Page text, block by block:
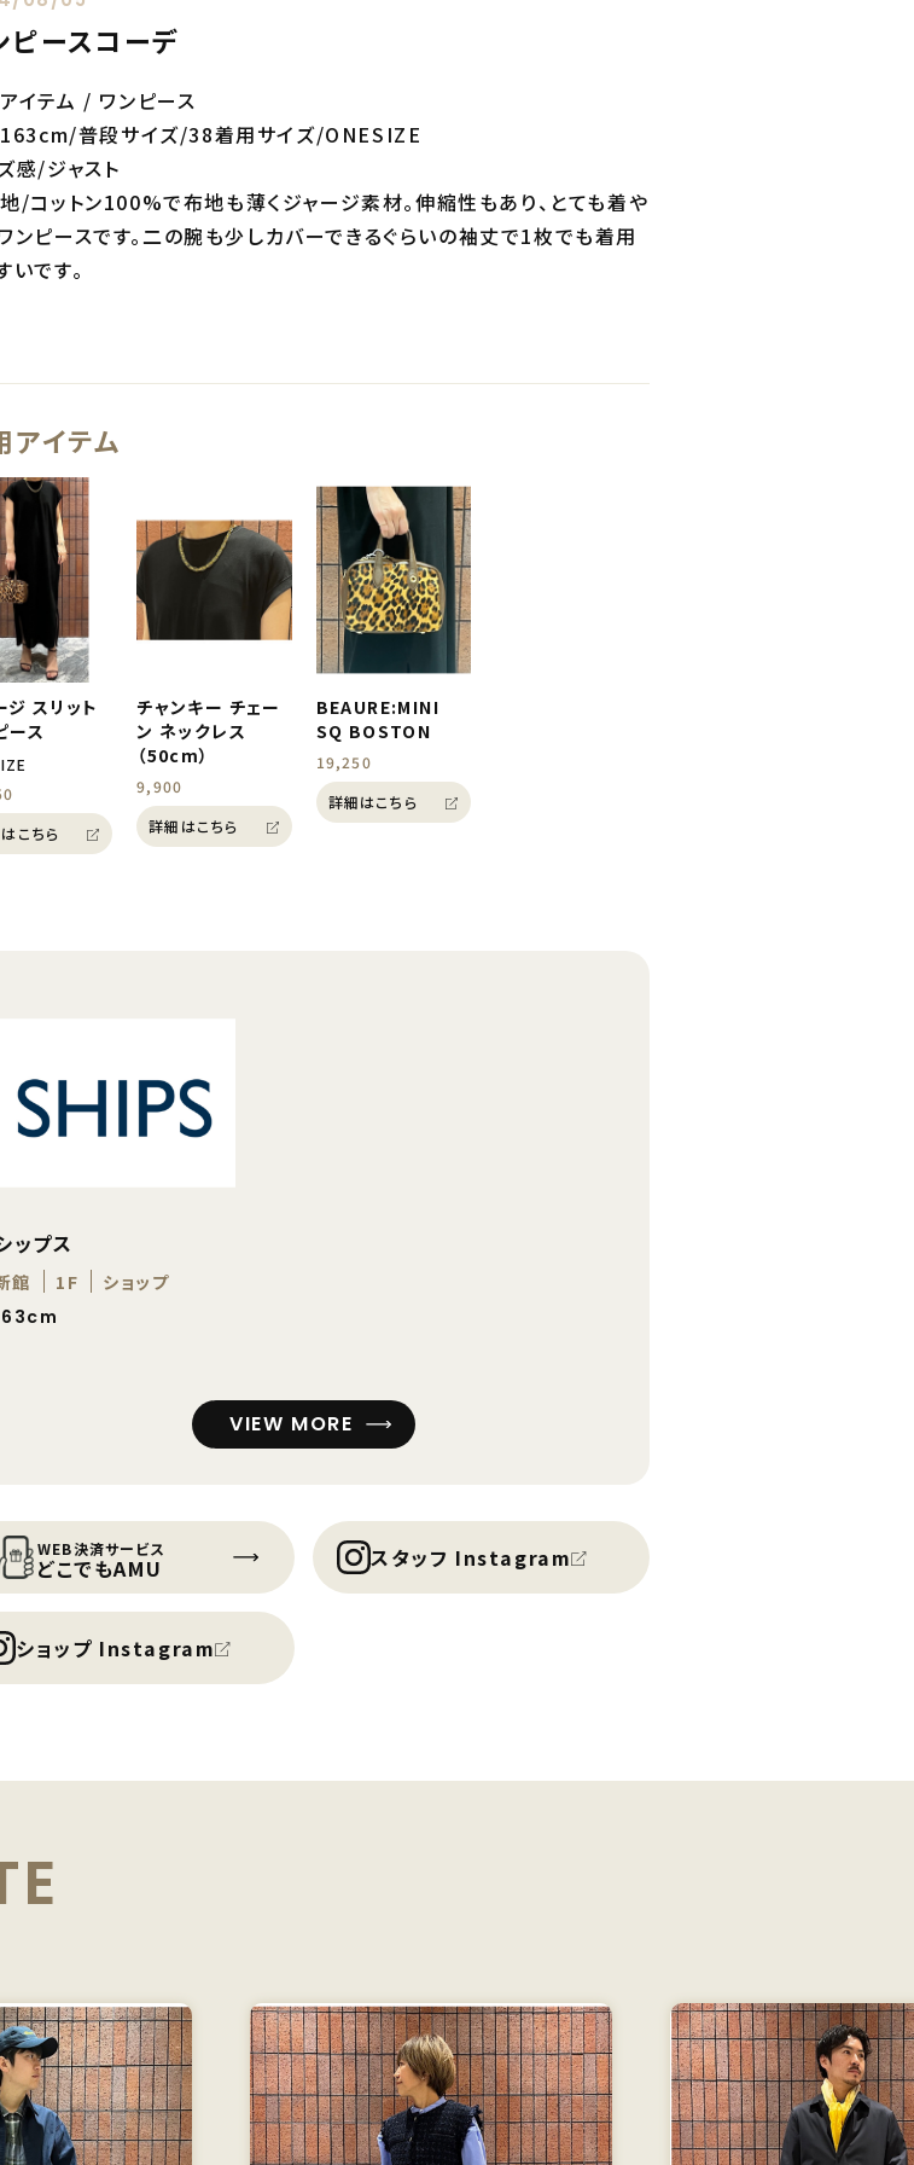
ピースコーデ
イテム / ワンピース
普段サイズ/38着用サイズ/ONESIZE
感/ジャスト
/コットン100%で布地も薄くジャージ素材。伸縮性もあり、とても着や
ンピースです。二の腕も少しカバーできるぐらいの袖丈で1枚でも着用
いです。
アイテム
ジ スリット
ース
こちら
チャンキー チェー
ン ネックレス
（50cm）
9,900
詳細はこちら
BEAURE:MINI
SQ BOSTON
19,250
詳細はこちら
ップス
館 1F
ショップ
VIEW MORE
WEB決済サービス
どこでもAMU スタッフ Instagram
ショップ Instagram